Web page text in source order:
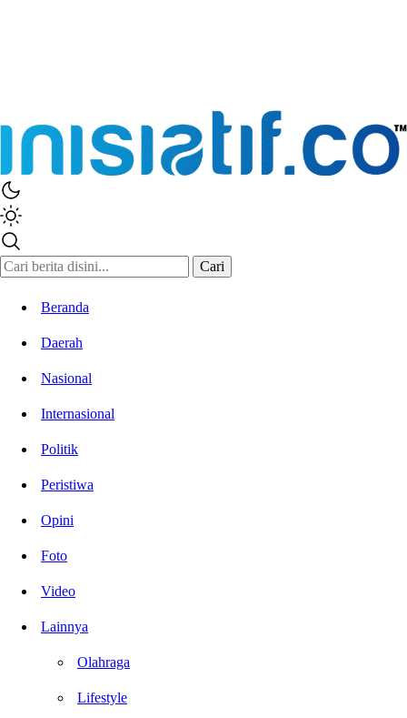
Cari
Beranda
Daerah
Nasional
Internasional
Politik
Peristiwa
Opini
Foto
Video
Lainnya
Olahraga
Lifestyle